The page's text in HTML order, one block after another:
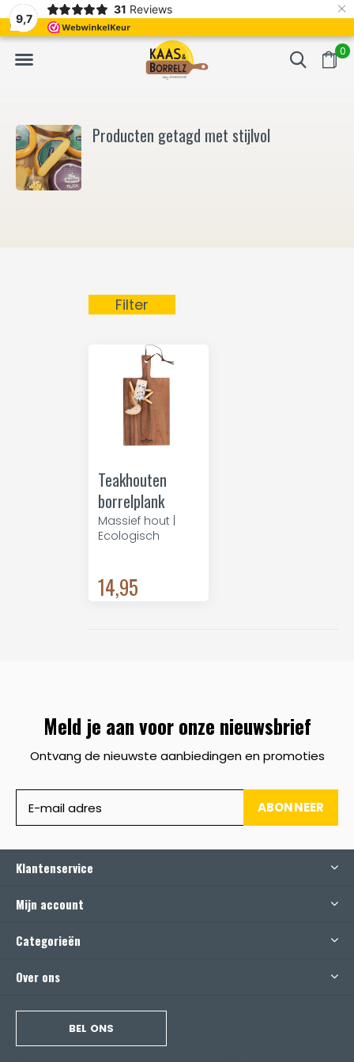
9,7
31 Reviews ×
0
Vers van het mes en gevacumeerd Vaak volgende
Producten getagd met stijlvol
Filter
Teakhouten
borrelplank
Massief hout |
Ecologisch
14,95
Meld je aan voor onze nieuwsbrief
Ontvang de nieuwste aanbiedingen en promoties
ABONNEER
Klantenservice
Mijn account
Categorieën
Over ons
BEL ONS